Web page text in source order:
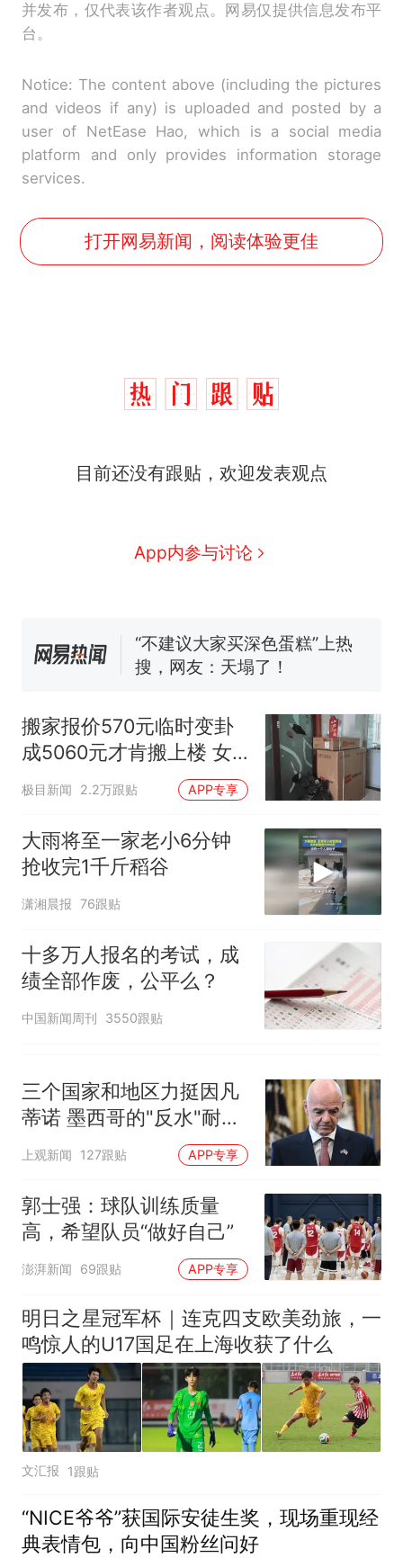
并发布，仅代表该作者观点。网易仅提供信息发布平
台。
Notice: The content above (including the pictures
and videos if any) is uploaded and posted by a
user of NetEase Hao, which is a social media
platform and only provides information storage
services.
打开网易新闻，阅读体验更佳
目前还没有跟贴，欢迎发表观点
App内参与讨论
热
那个在床头放菜刀的女孩，
交5060元才肯搬上楼！女子傻
空调24小时开着反而更省电？
已叫停招聘，成立调查组全面
核查
“不建议大家买深色蛋糕”上热
搜，网友：天塌了！
因老师一句“跟我回家”改写了
人生
搬家报价570元临时变卦
成5060元才肯搬上楼 女
子傻眼
极目新闻 2.2万跟贴 APP专享
大雨将至一家老小6分钟
抢收完1千斤稻谷
潇湘晨报 76跟贴
十多万人报名的考试，成
绩全部作废，公平么？
中国新闻周刊 3550跟贴
三个国家和地区力挺因凡
蒂诺 墨西哥的"反水"耐人
寻味
上观新闻 127跟贴 APP专享
郭士强：球队训练质量
高，希望队员“做好自己”
澎湃新闻 69跟贴 APP专享
明日之星冠军杯｜连克四支欧美劲旅，一
鸣惊人的U17国足在上海收获了什么
文汇报 1跟贴
“NICE爷爷”获国际安徒生奖，现场重现经
典表情包，向中国粉丝问好